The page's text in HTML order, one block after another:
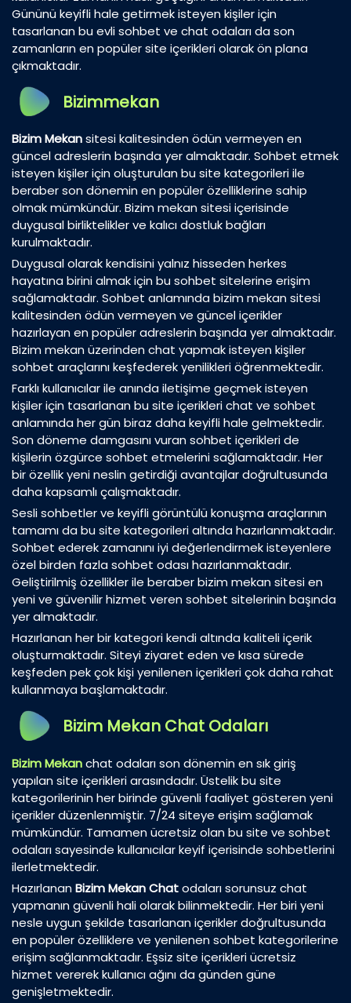
Gününü keyifli hale getirmek isteyen kişiler için
tasarlanan bu evli sohbet ve chat odaları da son
zamanların en popüler site içerikleri olarak ön plana
çıkmaktadır.
Bizimmekan
Bizim Mekansitesi kalitesinden ödün vermeyen en
güncel adreslerin başında yer almaktadır. Sohbet etmek
isteyen kişiler için oluşturulan bu site kategorileri ile
beraber son dönemin en popüler özelliklerine sahip
olmak mümkündür. Bizim mekan sitesi içerisinde
duygusal birliktelikler ve kalıcı dostluk bağları
kurulmaktadır.
Duygusal olarak kendisini yalnız hisseden herkes
hayatına birini almak için bu sohbet sitelerine erişim
sağlamaktadır. Sohbet anlamında bizim mekan sitesi
kalitesinden ödün vermeyen ve güncel içerikler
hazırlayan en popüler adreslerin başında yer almaktadır.
Bizim mekan üzerinden chat yapmak isteyen kişiler
sohbet araçlarını keşfederek yenilikleri öğrenmektedir.
Farklı kullanıcılar ile anında iletişime geçmek isteyen
kişiler için tasarlanan bu site içerikleri chat ve sohbet
anlamında her gün biraz daha keyifli hale gelmektedir.
Son döneme damgasını vuran sohbet içerikleri de
kişilerin özgürce sohbet etmelerini sağlamaktadır. Her
bir özellik yeni neslin getirdiği avantajlar doğrultusunda
daha kapsamlı çalışmaktadır.
Sesli sohbetler ve keyifli görüntülü konuşma araçlarının
tamamı da bu site kategorileri altında hazırlanmaktadır.
Sohbet ederek zamanını iyi değerlendirmek isteyenlere
özel birden fazla sohbet odası hazırlanmaktadır.
Geliştirilmiş özellikler ile beraber bizim mekan sitesi en
yeni ve güvenilir hizmet veren sohbet sitelerinin başında
yer almaktadır.
Hazırlanan her bir kategori kendi altında kaliteli içerik
oluşturmaktadır. Siteyi ziyaret eden ve kısa sürede
keşfeden pek çok kişi yenilenen içerikleri çok daha rahat
kullanmaya başlamaktadır.
Bizim Mekan Chat Odaları
Bizim Mekanchat odaları son dönemin en sık giriş
yapılan site içerikleri arasındadır. Üstelik bu site
kategorilerinin her birinde güvenli faaliyet gösteren yeni
içerikler düzenlenmiştir. 7/24 siteye erişim sağlamak
mümkündür. Tamamen ücretsiz olan bu site ve sohbet
odaları sayesinde kullanıcılar keyif içerisinde sohbetlerini
ilerletmektedir.
HazırlananBizim Mekan Chatodaları sorunsuz chat
yapmanın güvenli hali olarak bilinmektedir. Her biri yeni
nesle uygun şekilde tasarlanan içerikler doğrultusunda
en popüler özelliklere ve yenilenen sohbet kategorilerine
erişim sağlanmaktadır. Eşsiz site içerikleri ücretsiz
hizmet vererek kullanıcı ağını da günden güne
genişletmektedir.